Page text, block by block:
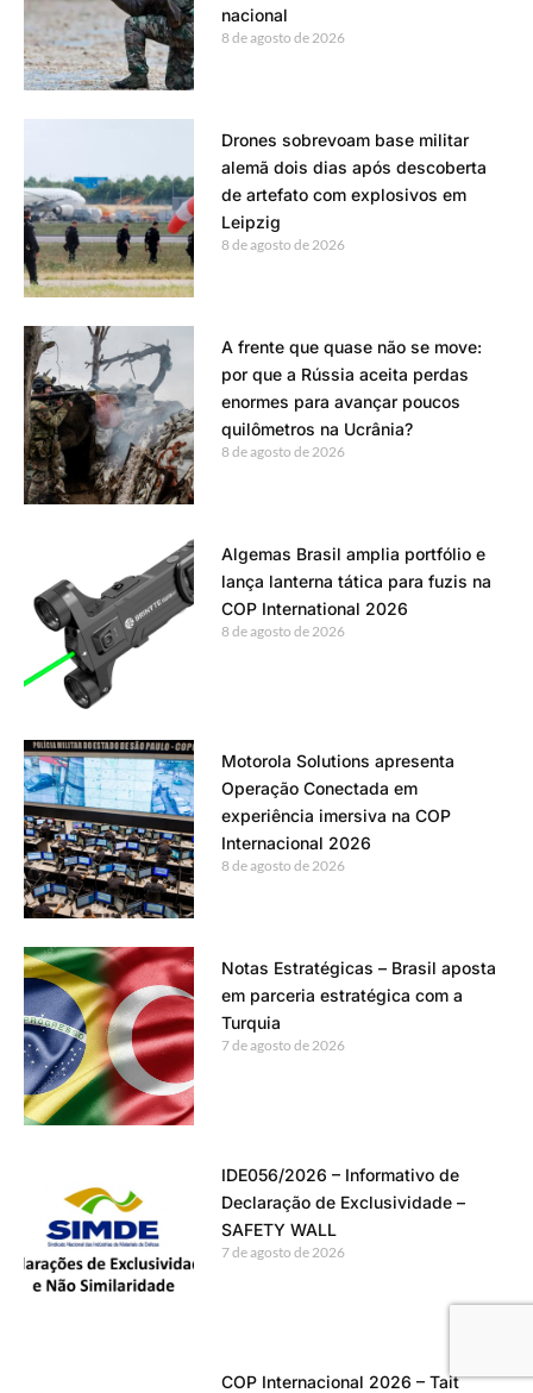
nacional
8 de agosto de 2026
Drones sobrevoam base militar
alemã dois dias após descoberta
de artefato com explosivos em
Leipzig
8 de agosto de 2026
A frente que quase não se move:
por que a Rússia aceita perdas
enormes para avançar poucos
quilômetros na Ucrânia?
8 de agosto de 2026
Algemas Brasil amplia portfólio e
lança lanterna tática para fuzis na
COP International 2026
8 de agosto de 2026
Motorola Solutions apresenta
Operação Conectada em
experiência imersiva na COP
Internacional 2026
8 de agosto de 2026
Notas Estratégicas – Brasil aposta
em parceria estratégica com a
Turquia
7 de agosto de 2026
IDE056/2026 – Informativo de
Declaração de Exclusividade –
SAFETY WALL
7 de agosto de 2026
COP Internacional 2026 – Tait